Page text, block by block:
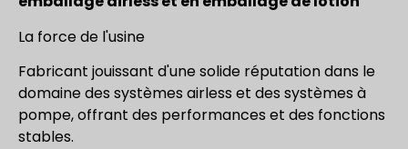
La force de l'usine
Fabricant jouissant d'une solide réputation dans le
domaine des systèmes airless et des systèmes à
pompe, offrant des performances et des fonctions
stables.